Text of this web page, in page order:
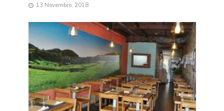
13 Novembro, 2018